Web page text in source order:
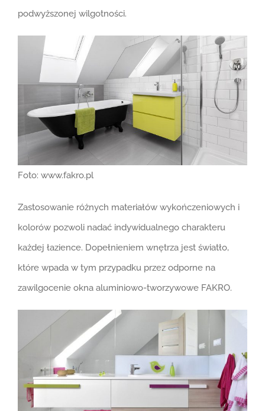
podwyższonej wilgotności.
Foto: www.fakro.pl
Zastosowanie różnych materiałów wykończeniowych i
kolorów pozwoli nadać indywidualnego charakteru
każdej łazience. Dopełnieniem wnętrza jest światło,
które wpada w tym przypadku przez odporne na
zawilgocenie okna aluminiowo-tworzywowe FAKRO.